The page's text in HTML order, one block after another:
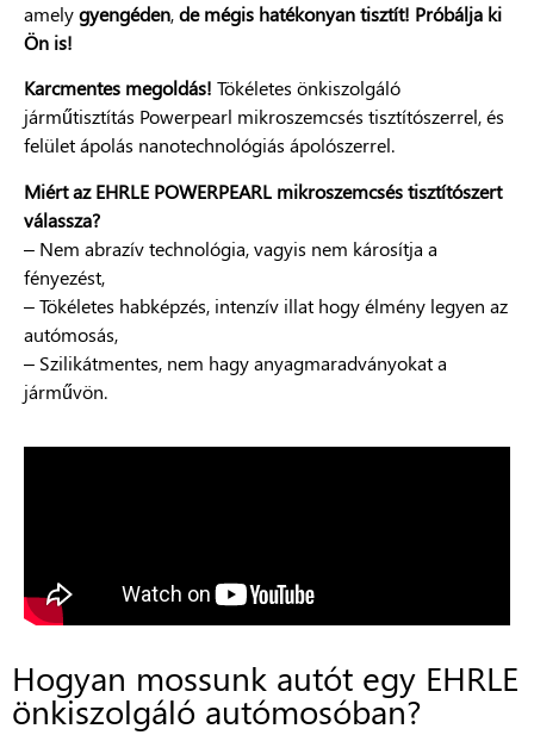
amelygyengéden,de mégis hatékonyan tisztít! Próbálja ki
Ön is!
Karcmentes megoldás! Tökéletes önkiszolgáló
járműtisztítás Powerpearl mikroszemcsés tisztítószerrel, és
felület ápolás nanotechnológiás ápolószerrel.
Miért az EHRLE POWERPEARL mikroszemcsés tisztítószert
válassza?
– Nem abrazív technológia, vagyis nem károsítja a
fényezést,
– Tökéletes habképzés, intenzív illat hogy élmény legyen az
autómosás,
– Szilikátmentes, nem hagy anyagmaradványokat a
járművön.
Hogyan mossunk autót egy EHRLE
önkiszolgáló autómosóban?